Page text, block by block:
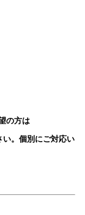
の方は
。 個別にご対応い